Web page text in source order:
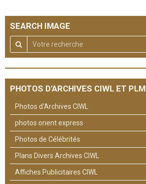
SEARCH IMAGE
PHOTOS D'ARCHIVES CIWL ET PLM
Photos d'Archives CIWL
photos orient express
Photos de Célébrités
Plans Divers Archives CIWL
Affiches Publicitaires CIWL